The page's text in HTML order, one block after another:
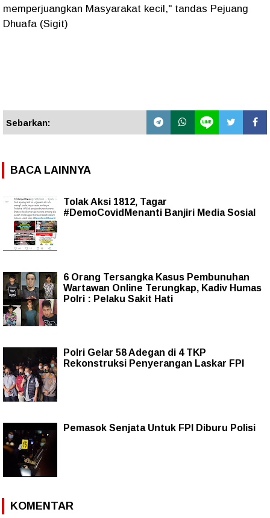
memperjuangkan Masyarakat kecil," tandas Pejuang
Dhuafa (Sigit)
Sebarkan:
BACA LAINNYA
Tolak Aksi 1812, Tagar
#DemoCovidMenanti Banjiri Media Sosial
6 Orang Tersangka Kasus Pembunuhan
Wartawan Online Terungkap, Kadiv Humas
Polri : Pelaku Sakit Hati
Polri Gelar 58 Adegan di 4 TKP
Rekonstruksi Penyerangan Laskar FPI
Pemasok Senjata Untuk FPI Diburu Polisi
KOMENTAR